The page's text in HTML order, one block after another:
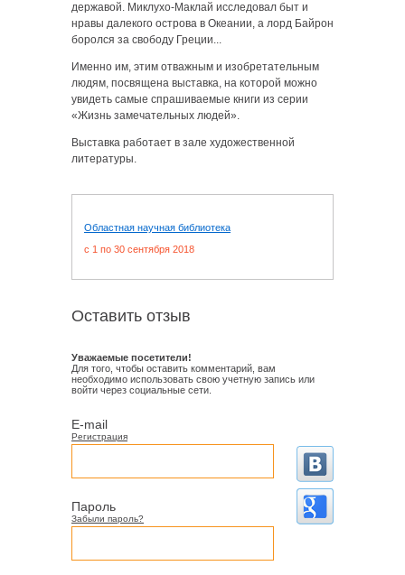
державой. Миклухо-Маклай исследовал быт и
нравы далекого острова в Океании, а лорд Байрон
боролся за свободу Греции...
Именно им, этим отважным и изобретательным
людям, посвящена выставка, на которой можно
увидеть самые спрашиваемые книги из серии
«Жизнь замечательных людей».
Выставка работает в зале художественной
литературы.
Областная научная библиотека
c 1 по 30 сентября 2018
Оставить отзыв
Уважаемые посетители!
Для того, чтобы оставить комментарий, вам
необходимо использовать свою учетную запись или
войти через социальные сети.
E-mail
Регистрация
Пароль
Забыли пароль?